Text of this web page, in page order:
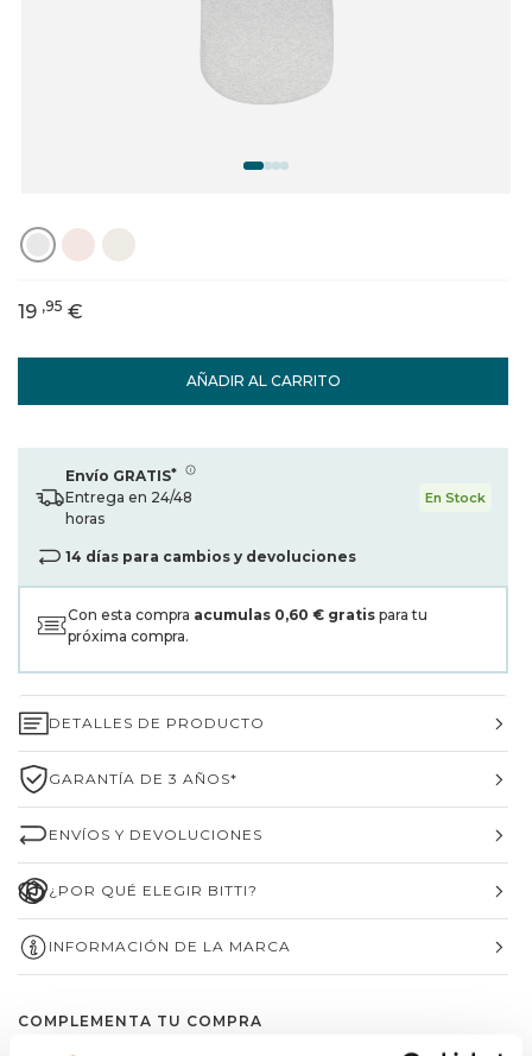
AÑADIR AL CARRITO
19 ,95 €
Envío GRATIS*
Entrega en 24/48
horas
En Stock
14 días para cambios y devoluciones
Con esta compra acumulas 0,60 € gratis para tu
próxima compra.
DETALLES DE PRODUCTO
GARANTÍA DE 3 AÑOS*
ENVÍOS Y DEVOLUCIONES
¿POR QUÉ ELEGIR BITTI?
INFORMACIÓN DE LA MARCA
COMPLEMENTA TU COMPRA